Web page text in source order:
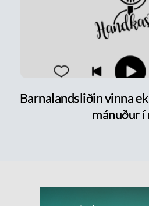
Barnalandsliðin vinna
mánuður í